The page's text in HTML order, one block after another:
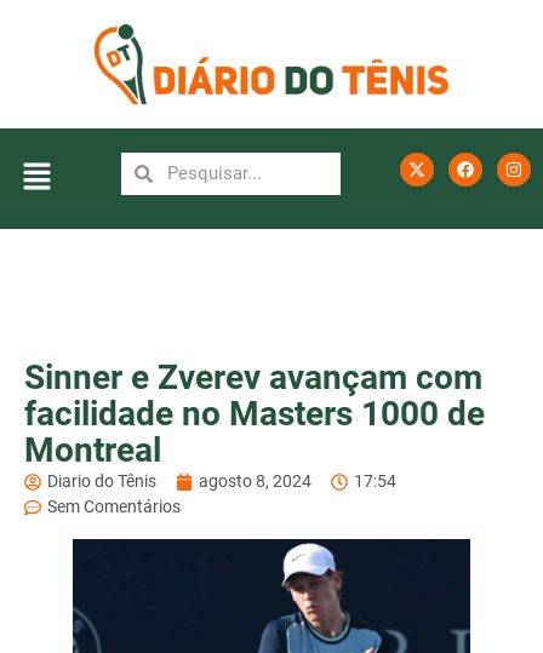
Sinner e Zverev avançam com
facilidade no Masters 1000 de
Montreal
Diario do Tênis agosto 8, 2024
17:54
Sem Comentários